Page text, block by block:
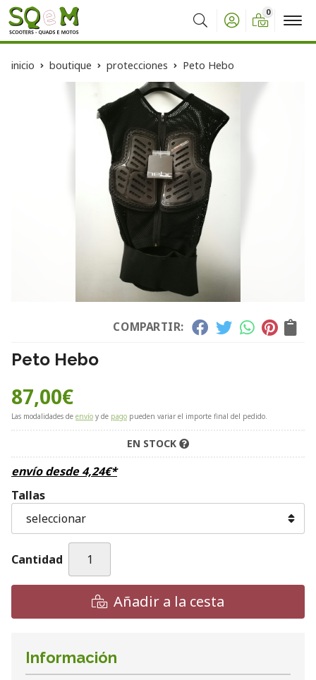
Buscar
0
inicio boutique protecciones Peto Hebo
COMPARTIR:
Peto Hebo
87,00€
Las modalidades de envío y de pago pueden variar el importe final del pedido.
EN STOCK
envío desde4,24€*
Tallas
Cantidad
Añadir a la cesta
Información